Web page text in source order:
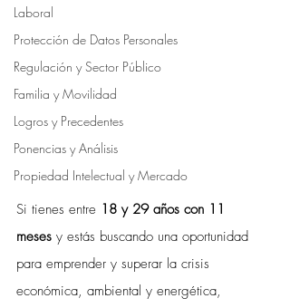
Laboral
Protección de Datos Personales
Regulación y Sector Público
Familia y Movilidad
Logros y Precedentes
Ponencias y Análisis
Propiedad Intelectual y Mercado
Si tienes entre 18 y 29 años con 11
meses y estás buscando una oportunidad
para emprender y superar la crisis
económica, ambiental y energética,